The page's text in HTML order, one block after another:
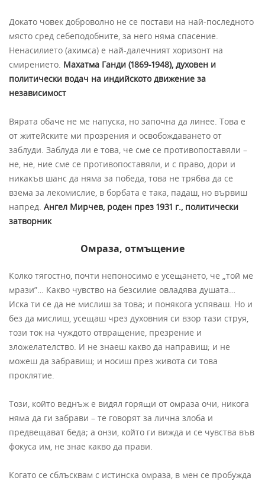
Докато човек доброволно не се постави на най-последното
място сред себеподобните, за него няма спасение.
Ненасилието (ахимса) е най-далечният хоризонт на
смирението. Махатма Ганди (1869-1948), духовен и
политически водач на индийското движение за
независимост
Вярата обаче не ме напуска, но започна да линее. Това е
от житейските ми прозрения и освобождаването от
заблуди. Заблуда ли е това, че сме се противопоставяли –
не, не, ние сме се противопоставяли, и с право, дори и
никакъв шанс да няма за победа, това не трябва да се
взема за лекомислие, в борбата е така, падаш, но вървиш
напред. Ангел Мирчев, роден през 1931 г., политически
затворник
Омраза, отмъщение
Колко тягостно, почти непоносимо е усещането, че „той ме
мрази”… Какво чувство на безсилие овладява душата…
Иска ти се да не мислиш за това; и понякога успяваш. Но и
без да мислиш, усещаш чрез духовния си взор тази струя,
този ток на чуждото отвращение, презрение и
зложелателство. И не знаеш какво да направиш; и не
можеш да забравиш; и носиш през живота си това
проклятие.
Този, който веднъж е видял горящи от омраза очи, никога
няма да ги забрави – те говорят за лична злоба и
предвещават беда; а онзи, който ги вижда и се чувства във
фокуса им, не знае какво да прави.
Когато се сблъсквам с истинска омраза, в мен се пробужда